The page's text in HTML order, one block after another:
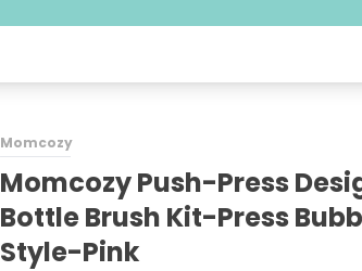
Momcozy
Momcozy Push-Press
Bottle Brush Kit-Press
Style-Pink